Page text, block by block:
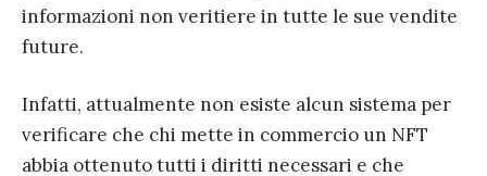
informazioni non veritiere in tutte le sue vendite
future.
Infatti, attualmente non esiste alcun sistema per
verificare che chi mette in commercio un NFT
abbia ottenuto tutti i diritti necessari e che